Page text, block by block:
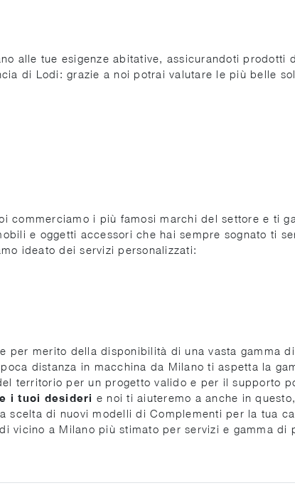
alle tue esigenze abitative, assicurandoti prodotti
di Lodi: grazie a noi potrai valutare le più belle
i più famosi marchi del settore e ti
e oggetti accessori che hai sempre sognato ti
ideato dei servizi personalizzati:
per merito della disponibilità di una vasta gamma
distanza in macchina da Milano ti aspetta la
territorio per un progetto valido e per il supporto
i tuoi desideri e noi ti aiuteremo a anche in
di nuovi modelli di Complementi per la tua
vicino a Milano più stimato per servizi e gamma di